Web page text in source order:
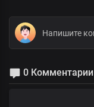
0 Комментарии